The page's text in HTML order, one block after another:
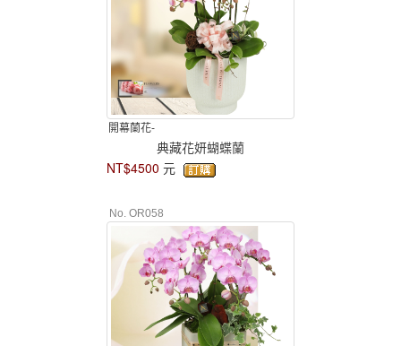
開幕蘭花-
典藏花妍蝴蝶蘭
NT$4500 元
No. OR058